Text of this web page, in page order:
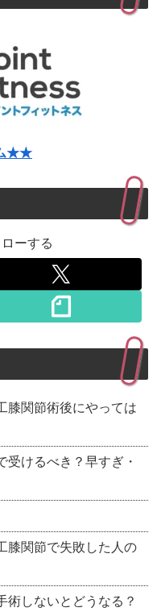
★★
ーする
関節術後にやっては
けるべき？早すぎ・
関節で失敗した人の
しないとどうなる？